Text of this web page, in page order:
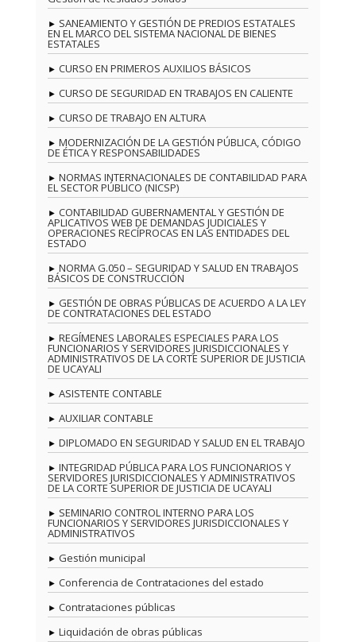
SANEAMIENTO Y GESTIÓN DE PREDIOS ESTATALES
EN EL MARCO DEL SISTEMA NACIONAL DE BIENES
ESTATALES
CURSO EN PRIMEROS AUXILIOS BÁSICOS
CURSO DE SEGURIDAD EN TRABAJOS EN CALIENTE
CURSO DE TRABAJO EN ALTURA
MODERNIZACIÓN DE LA GESTIÓN PÚBLICA, CÓDIGO
DE ÉTICA Y RESPONSABILIDADES
NORMAS INTERNACIONALES DE CONTABILIDAD PARA
EL SECTOR PÚBLICO (NICSP)
CONTABILIDAD GUBERNAMENTAL Y GESTIÓN DE
APLICATIVOS WEB DE DEMANDAS JUDICIALES Y
OPERACIONES RECÍPROCAS EN LAS ENTIDADES DEL
ESTADO
NORMA G.050 – SEGURIDAD Y SALUD EN TRABAJOS
BÁSICOS DE CONSTRUCCIÓN
GESTIÓN DE OBRAS PÚBLICAS DE ACUERDO A LA LEY
DE CONTRATACIONES DEL ESTADO
REGÍMENES LABORALES ESPECIALES PARA LOS
FUNCIONARIOS Y SERVIDORES JURISDICCIONALES Y
ADMINISTRATIVOS DE LA CORTE SUPERIOR DE JUSTICIA
DE UCAYALI
ASISTENTE CONTABLE
AUXILIAR CONTABLE
DIPLOMADO EN SEGURIDAD Y SALUD EN EL TRABAJO
INTEGRIDAD PÚBLICA PARA LOS FUNCIONARIOS Y
SERVIDORES JURISDICCIONALES Y ADMINISTRATIVOS
DE LA CORTE SUPERIOR DE JUSTICIA DE UCAYALI
SEMINARIO CONTROL INTERNO PARA LOS
FUNCIONARIOS Y SERVIDORES JURISDICCIONALES Y
ADMINISTRATIVOS
Gestión municipal
Conferencia de Contrataciones del estado
Contrataciones públicas
Liquidación de obras públicas